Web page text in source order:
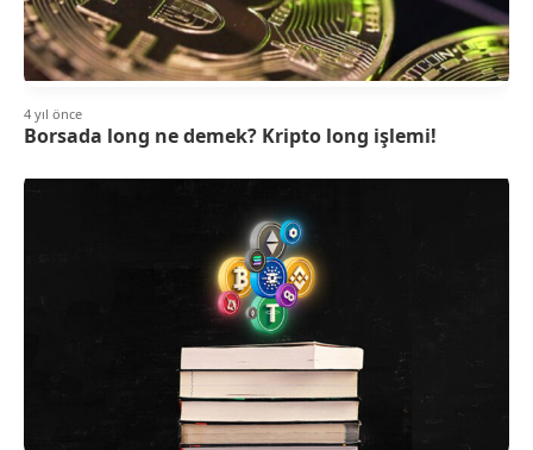
4 yıl önce
Borsada long ne demek? Kripto long işlemi!